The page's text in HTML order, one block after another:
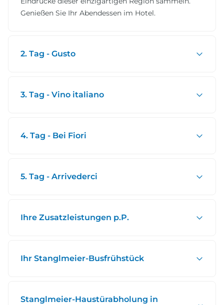
Genießen Sie Ihr Abendessen im Hotel.
2. Tag - Gusto
3. Tag - Vino italiano
4. Tag - Bei Fiori
5. Tag - Arrivederci
Ihre Zusatzleistungen p.P.
Ihr Stanglmeier-Busfrühstück
Stanglmeier-Haustürabholung in